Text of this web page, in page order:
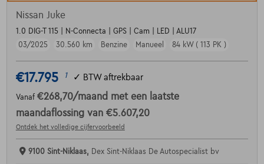
Nissan Juke
1.0 DIG-T 115 | N-Connecta | GPS | Cam | LED | ALU17
03/2025
30.560 km Benzine Manueel 84 kW ( 113 PK )
€17.795 1 ✓ BTW aftrekbaar
Vanaf €268,70/maand met een laatste
maandaflossing van €5.607,20
Ontdek het volledige cijfervoorbeeld
9100 Sint-Niklaas, Dex Sint-Niklaas De Autospecialist bv